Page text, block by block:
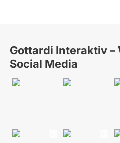
Gottardi Interaktiv –
Social Media